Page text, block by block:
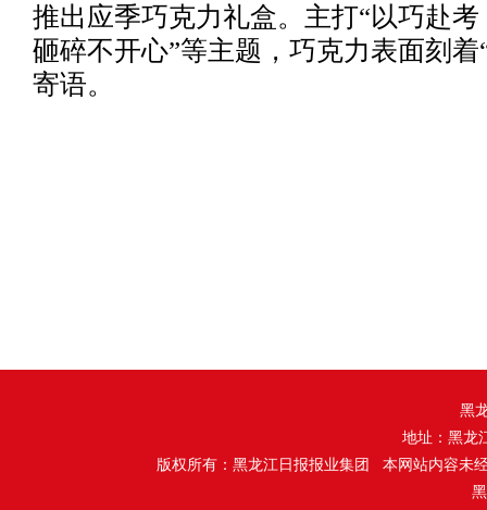
推出应季巧克力礼盒。主打“以巧赴考
砸碎不开心”等主题，巧克力表面刻着
寄语。
黑
地址：黑龙
版权所有：黑龙江日报报业集团 本网站内容未